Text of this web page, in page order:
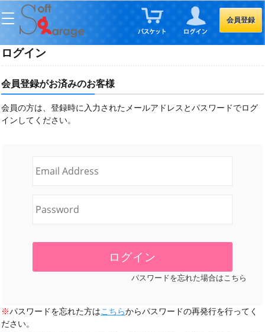
会員登録
ログイン
会員登録がお済みのお客様
会員の方は、登録時に入力されたメールアドレスとパスワードでログ
インしてください。
パスワードを忘れた場合はこちら
※パスワードを忘れた方はこちらからパスワードの再発行を行ってく
ださい。